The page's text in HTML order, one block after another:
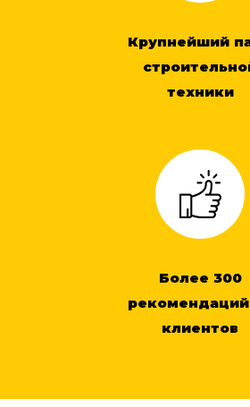
Крупнейший
техники
Более 300
рекомендаций
клиентов